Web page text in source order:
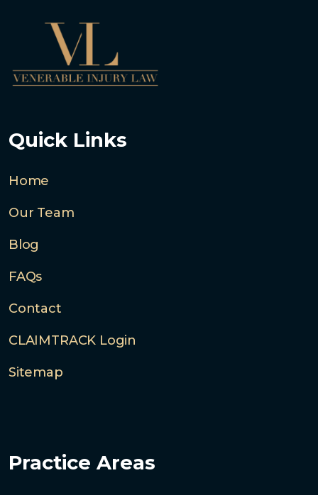
Quick Links
Home
Our Team
Blog
FAQs
Contact
CLAIMTRACK Login
Sitemap
Practice Areas